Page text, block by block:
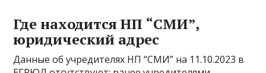
Где находится НП “СМИ”,
юридический адрес
Данные об учредителях НП “СМИ” на 11.10.2023 в